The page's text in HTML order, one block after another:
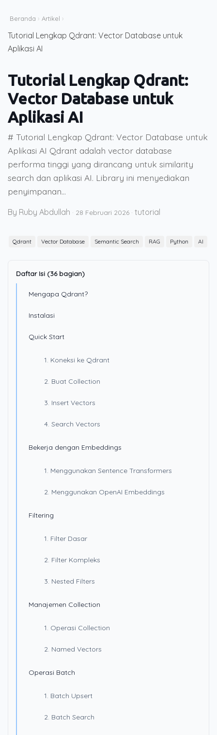
Beranda › Artikel ›
Tutorial Lengkap Qdrant: Vector Database untuk
Aplikasi AI
Tutorial Lengkap Qdrant:
Vector Database untuk
Aplikasi AI
# Tutorial Lengkap Qdrant: Vector Database untuk
Aplikasi AI Qdrant adalah vector database
performa tinggi yang dirancang untuk similarity
search dan aplikasi AI. Library ini menyediakan
penyimpanan...
By Ruby Abdullah · 28 Februari 2026 · tutorial
Qdrant Vector Database Semantic Search RAG Python AI
Daftar Isi (36 bagian)
Mengapa Qdrant?
Instalasi
Quick Start
1. Koneksi ke Qdrant
2. Buat Collection
3. Insert Vectors
4. Search Vectors
Bekerja dengan Embeddings
1. Menggunakan Sentence Transformers
2. Menggunakan OpenAI Embeddings
Filtering
1. Filter Dasar
2. Filter Kompleks
3. Nested Filters
Manajemen Collection
1. Operasi Collection
2. Named Vectors
Operasi Batch
1. Batch Upsert
2. Batch Search